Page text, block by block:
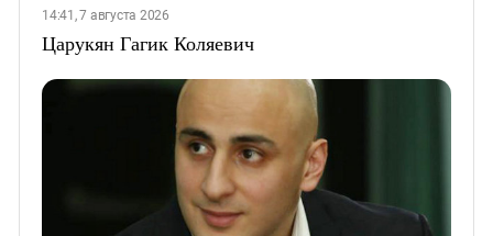
14:41, 7 августа 2026
Царукян Гагик Коляевич